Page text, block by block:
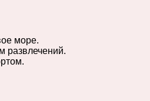
море.
развлечений.